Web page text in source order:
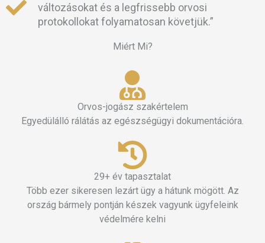
változásokat és a legfrissebb orvosi
protokollokat folyamatosan követjük.”
Miért Mi?
Orvos-jogász szakértelem
Egyedülálló rálátás az egészségügyi dokumentációra.
29+ év tapasztalat
Több ezer sikeresen lezárt ügy a hátunk mögött. Az
ország bármely pontján készek vagyunk ügyfeleink
védelmére kelni